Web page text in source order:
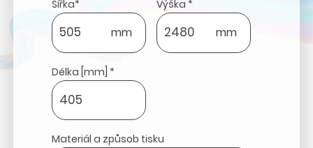
Šířka*
mm
Výška *
mm
Délka [mm] *
Materiál a způsob tisku